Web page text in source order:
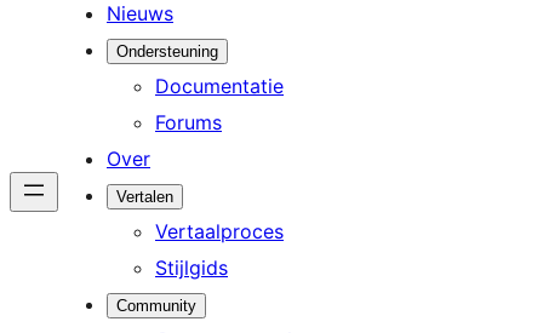
Nieuws
Ondersteuning
Documentatie
Forums
Over
Vertalen
Vertaalproces
Stijlgids
Community